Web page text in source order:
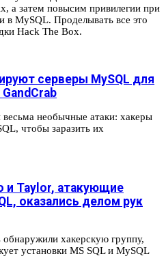
а затем повысим привилегии при
в MySQL. Проделывать все это
Hack The Box.
серверы MySQL для
необычные атаки: хакеры
чтобы заразить их
и Taylor, атакующие
оказались делом рук
хакерскую группу,
установки MS SQL и MySQL